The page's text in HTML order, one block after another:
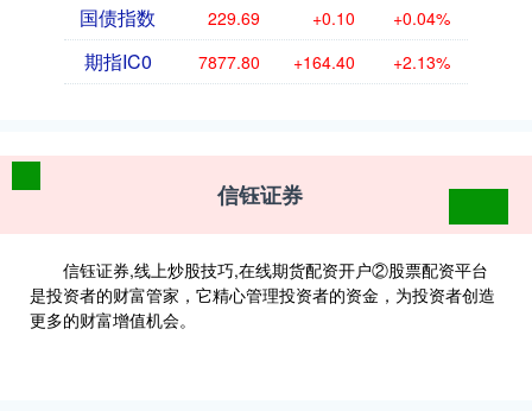
国债指数 229.69 +0.10 +0.04%
期指IC0 7877.80 +164.40 +2.13%
信钰证券
信钰证券,线上炒股技巧,在线期货配资开户②股票配资平台
是投资者的财富管家，它精心管理投资者的资金，为投资者创造
更多的财富增值机会。